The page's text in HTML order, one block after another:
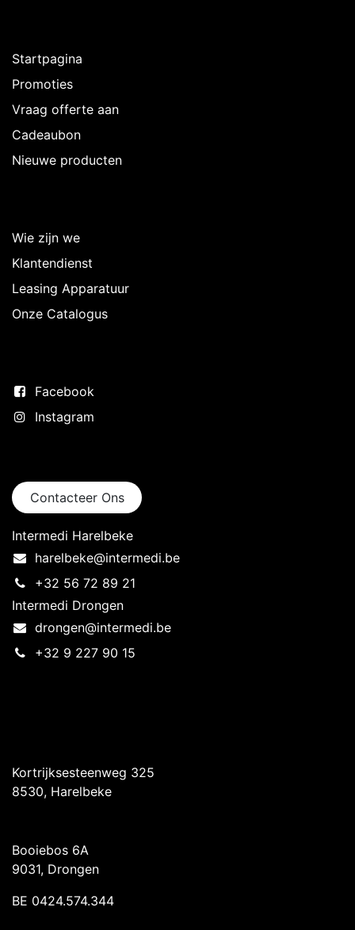
Startpagina
Promoties
Vraag offerte aan
Cadeaubon
Nieuwe producten
Wie zijn we
Klantendienst
Leasing Apparatuur
Onze Catalogus
Facebook
Instagram
Contacteer Ons
Intermedi Harelbeke
harelbeke@intermedi.be
+32 56 72 89 21
Intermedi Drongen
drongen@intermedi.be
+32 9 227 90 15
Kortrijksesteenweg 325
8530, Harelbeke
Booiebos 6A
9031, Drongen
BE 0424.574.344